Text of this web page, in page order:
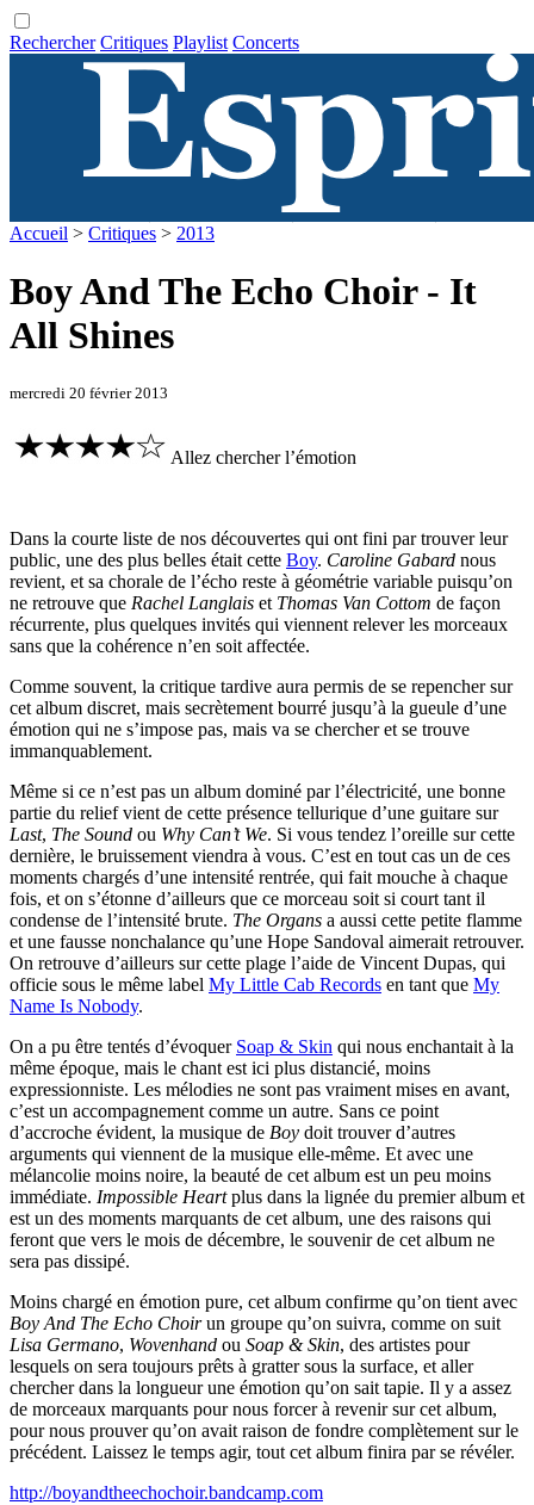
Rechercher Critiques Playlist Concerts
Accueil > Critiques > 2013
Boy And The Echo Choir - It
All Shines
mercredi 20 février 2013
Allez chercher l’émotion
Dans la courte liste de nos découvertes qui ont fini par trouver leur
public, une des plus belles était cette Boy. Caroline Gabard nous
revient, et sa chorale de l’écho reste à géométrie variable puisqu’on
ne retrouve que Rachel Langlais et Thomas Van Cottom de façon
récurrente, plus quelques invités qui viennent relever les morceaux
sans que la cohérence n’en soit affectée.
Comme souvent, la critique tardive aura permis de se repencher sur
cet album discret, mais secrètement bourré jusqu’à la gueule d’une
émotion qui ne s’impose pas, mais va se chercher et se trouve
immanquablement.
Même si ce n’est pas un album dominé par l’électricité, une bonne
partie du relief vient de cette présence tellurique d’une guitare sur
Last, The Sound ou Why Can’t We. Si vous tendez l’oreille sur cette
dernière, le bruissement viendra à vous. C’est en tout cas un de ces
moments chargés d’une intensité rentrée, qui fait mouche à chaque
fois, et on s’étonne d’ailleurs que ce morceau soit si court tant il
condense de l’intensité brute. The Organs a aussi cette petite flamme
et une fausse nonchalance qu’une Hope Sandoval aimerait retrouver.
On retrouve d’ailleurs sur cette plage l’aide de Vincent Dupas, qui
officie sous le même label My Little Cab Records en tant que My
Name Is Nobody.
On a pu être tentés d’évoquer Soap & Skin qui nous enchantait à la
même époque, mais le chant est ici plus distancié, moins
expressionniste. Les mélodies ne sont pas vraiment mises en avant,
c’est un accompagnement comme un autre. Sans ce point
d’accroche évident, la musique de Boy doit trouver d’autres
arguments qui viennent de la musique elle-même. Et avec une
mélancolie moins noire, la beauté de cet album est un peu moins
immédiate. Impossible Heartplus dans la lignée du premier album et
est un des moments marquants de cet album, une des raisons qui
feront que vers le mois de décembre, le souvenir de cet album ne
sera pas dissipé.
Moins chargé en émotion pure, cet album confirme qu’on tient avec
Boy And The Echo Choirun groupe qu’on suivra, comme on suit
Lisa Germano, Wovenhand ou Soap & Skin, des artistes pour
lesquels on sera toujours prêts à gratter sous la surface, et aller
chercher dans la longueur une émotion qu’on sait tapie. Il y a assez
de morceaux marquants pour nous forcer à revenir sur cet album,
pour nous prouver qu’on avait raison de fondre complètement sur le
précédent. Laissez le temps agir, tout cet album finira par se révéler.
http://boyandtheechochoir.bandcamp.com